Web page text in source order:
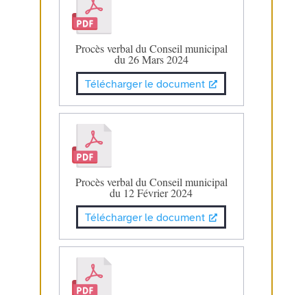
Procès verbal du Conseil municipal
du 26 Mars 2024
Télécharger le document
Procès verbal du Conseil municipal
du 12 Février 2024
Télécharger le document